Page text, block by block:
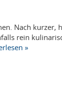
Nach kurzer,
rein
»